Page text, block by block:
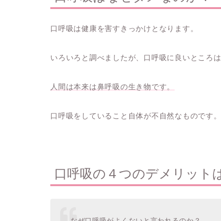
口呼吸は健康を害すきっかけとなります。
いろいろと調べましたが、口呼吸に良いところは
人間は本来は鼻呼吸の生き物です。
口呼吸をしていること自体が不自然なものです。
口呼吸の４つのデメリット